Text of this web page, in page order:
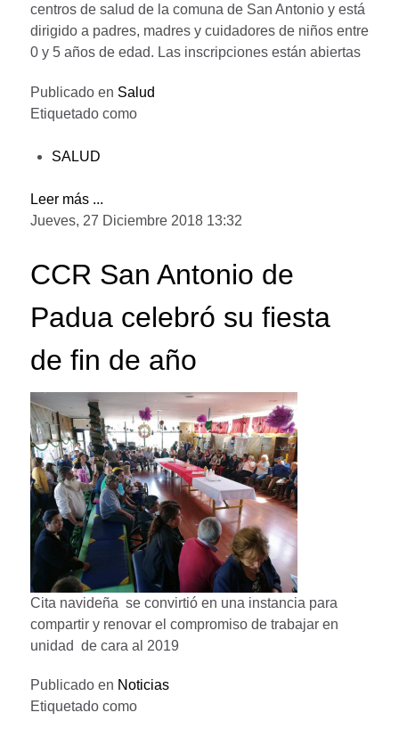
centros de salud de la comuna de San Antonio y está
dirigido a padres, madres y cuidadores de niños entre
0 y 5 años de edad. Las inscripciones están abiertas
Publicado en Salud
Etiquetado como
SALUD
Leer más ...
Jueves, 27 Diciembre 2018 13:32
CCR San Antonio de
Padua celebró su fiesta
de fin de año
Cita navideña se convirtió en una instancia para
compartir y renovar el compromiso de trabajar en
unidad de cara al 2019
Publicado en Noticias
Etiquetado como